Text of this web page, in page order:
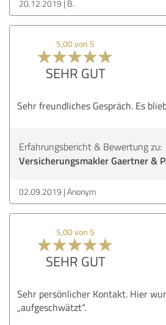
20.12.2019 B.
5,00 von 5
SEHR GUT
Sehr freundliches Gespräch. Es
Erfahrungsbericht & Bewertung zu:
Versicherungsmakler Gaertner &
02.09.2019 Anonym
5,00 von 5
SEHR GUT
Sehr persönlicher Kontakt. Hier
„aufgeschwätzt“.